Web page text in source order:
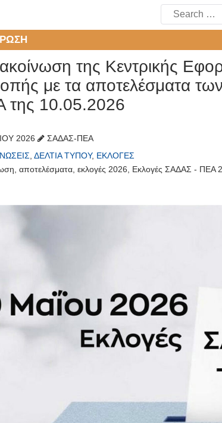
Search
for:
της Κεντρικής
με τα αποτελέσματα
της 10.05.2026
2026
ΣΑΔΑΣ-ΠΕΑ
, ΔΕΛΤΊΑ ΤΎΠΟΥ, ΕΚΛΟΓΈΣ
, αποτελέσματα, εκλογές 2026, Εκλογές ΣΑΔΑΣ - ΠΕΑ